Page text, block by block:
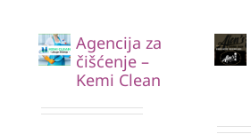
Agencija za
čišćenje –
Kemi Clean